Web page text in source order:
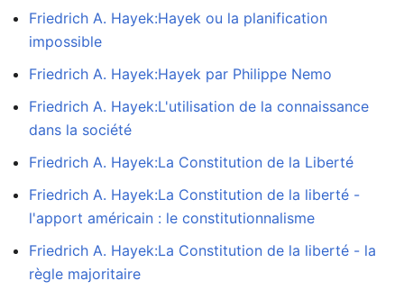
Friedrich A. Hayek:Hayek ou la planification
impossible
Friedrich A. Hayek:Hayek par Philippe Nemo
Friedrich A. Hayek:L'utilisation de la connaissance
dans la société
Friedrich A. Hayek:La Constitution de la Liberté
Friedrich A. Hayek:La Constitution de la liberté -
l'apport américain : le constitutionnalisme
Friedrich A. Hayek:La Constitution de la liberté - la
règle majoritaire